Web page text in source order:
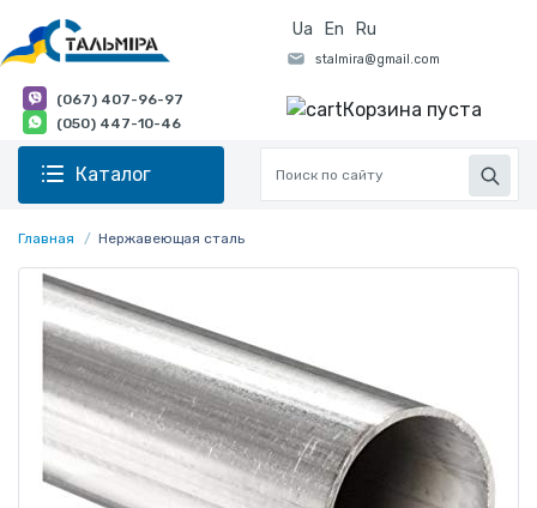
Ua En Ru
(067) 407-96-97
(050) 447-10-46
Корзина пуста
Каталог
Главная Нержавеющая сталь